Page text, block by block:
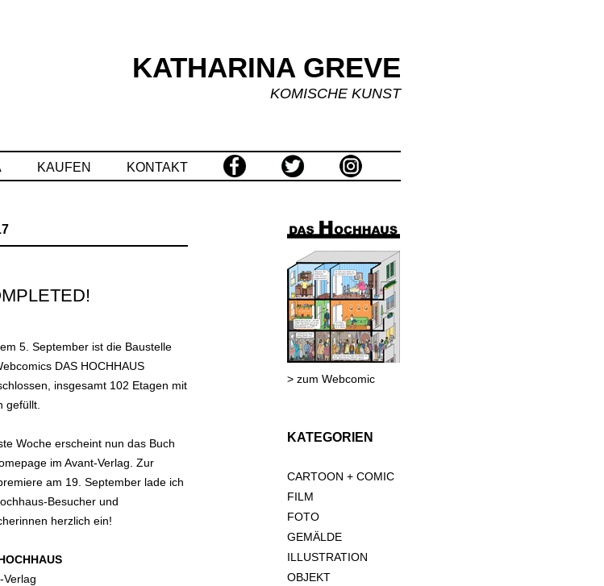
KATHARINA GREVE
KOMISCHE KUNST
KAUFEN KONTAKT
5. September ist die Baustelle
DAS HOCHHAUS
insgesamt 102 Etagen mit
gefüllt.
Woche erscheint nun das Buch
im Avant-Verlag. Zur
am 19. September lade ich
Besucher und
herzlich ein!
Verlag
> zum Webcomic
KATEGORIEN
CARTOON + COMIC
FILM
FOTO
GEMÄLDE
ILLUSTRATION
OBJEKT